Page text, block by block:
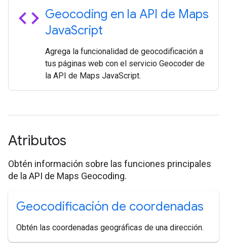
code Geocoding en la API de Maps
JavaScript
Agrega la funcionalidad de geocodificación a
tus páginas web con el servicio Geocoder de
la API de Maps JavaScript.
Atributos
Obtén información sobre las funciones principales
de la API de Maps Geocoding.
Geocodificación de coordenadas
Obtén las coordenadas geográficas de una dirección.